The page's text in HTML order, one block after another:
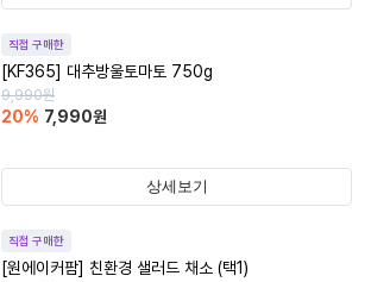
직접 구매한
[KF365] 대추방울토마토 750g
9,990원
20% 7,990원
상세보기
직접 구매한
[원에이커팜] 친환경 샐러드 채소 (택1)